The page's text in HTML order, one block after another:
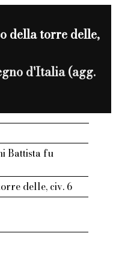
della torre delle,
d'Italia (agg.
Battista fu
delle, civ. 6